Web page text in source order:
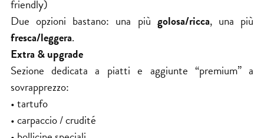
friendly)
Due opzioni bastano: una più golosa/ricca, una più
fresca/leggera.
Extra & upgrade
Sezione dedicata a piatti e aggiunte “premium” a
sovrapprezzo:
• tartufo
• carpaccio / crudité